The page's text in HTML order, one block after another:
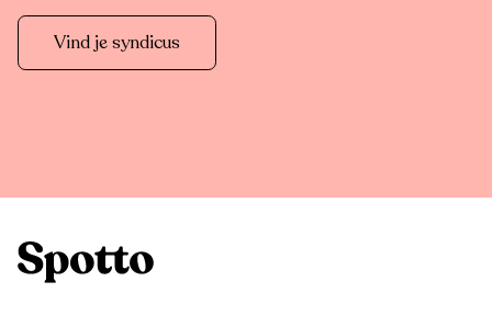
Vind je syndicus